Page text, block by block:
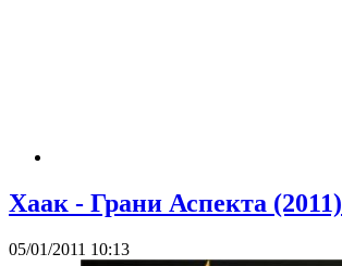
Хаак - Грани Аспекта (2011)
05/01/2011 10:13